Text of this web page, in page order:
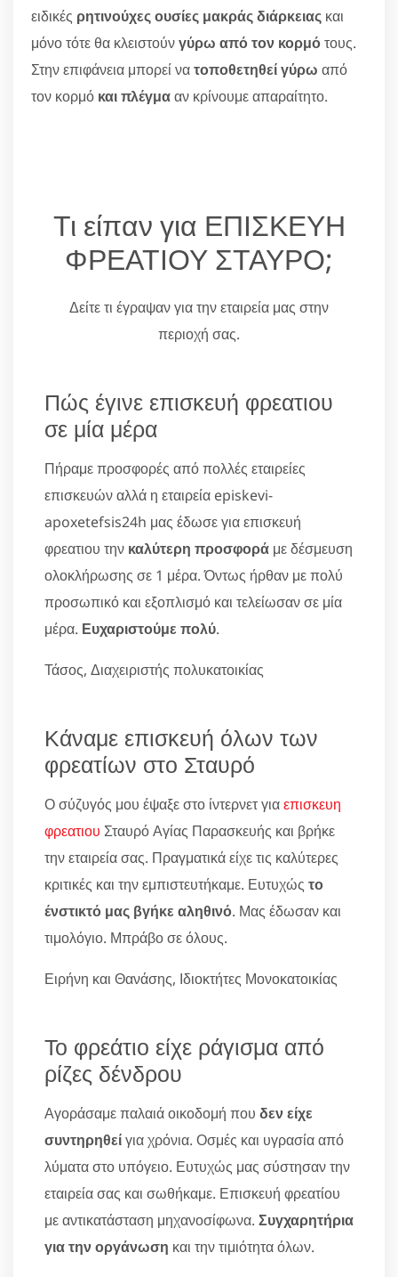
ειδικές ρητινούχες ουσίες μακράς διάρκειας και
μόνο τότε θα κλειστούνγύρω από τον κορμότους.
Στην επιφάνεια μπορεί νατοποθετηθεί γύρω από
τον κορμό και πλέγμααν κρίνουμε απαραίτητο.
Τι είπαν για ΕΠΙΣΚΕΥΗ
ΦΡΕΑΤΙΟΥ ΣΤΑΥΡΟ;
Δείτε τι έγραψαν για την εταιρεία μας στην
περιοχή σας.
Πώς έγινε επισκευή φρεατιου
σε μία μέρα
Πήραμε προσφορές από πολλές εταιρείες
επισκευών αλλά η εταιρεία episkevi-
apoxetefsis24h μας έδωσε για επισκευή
φρεατιου την καλύτερη προσφορά με δέσμευση
ολοκλήρωσης σε 1 μέρα. Όντως ήρθαν με πολύ
προσωπικό και εξοπλισμό και τελείωσαν σε μία
μέρα. Ευχαριστούμε πολύ.
Τάσος, Διαχειριστής πολυκατοικίας
Κάναμε επισκευή όλων των
φρεατίων στο Σταυρό
Ο σύζυγός μου έψαξε στο ίντερνετ γιαεπισκευη
φρεατιου Σταυρό Αγίας Παρασκευής και βρήκε
την εταιρεία σας. Πραγματικά είχε τις καλύτερες
κριτικές και την εμπιστευτήκαμε. Ευτυχώς το
ένστικτό μας βγήκε αληθινό. Μας έδωσαν και
τιμολόγιο. Μπράβο σε όλους.
Ειρήνη και Θανάσης, Ιδιοκτήτες Μονοκατοικίας
Το φρεάτιο είχε ράγισμα από
ρίζες δένδρου
Αγοράσαμε παλαιά οικοδομή που δεν είχε
συντηρηθείγια χρόνια. Οσμές και υγρασία από
λύματα στο υπόγειο. Ευτυχώς μας σύστησαν την
εταιρεία σας και σωθήκαμε. Επισκευή φρεατίου
με αντικατάσταση μηχανοσίφωνα. Συγχαρητήρια
για την οργάνωση και την τιμιότητα όλων.